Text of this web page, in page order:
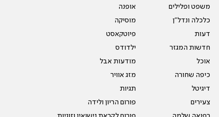
משפט ופלילים
כלכלה ונדל"ן
דעות
חדשות המגזר
אוכל
כיפה שחורה
דיגיטל
צעירים
אופנה
מוסיקה
פיוטקאסט
ילדודס
מודעות אבל
מזג אוויר
תגיות
פורום הריון ולידה